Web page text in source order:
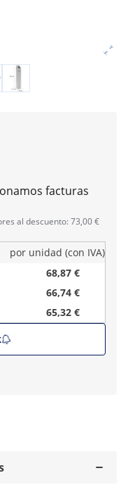
facturas
al descuento: 73,00 €
por unidad (con IVA)
68,87 €
66,74 €
65,32 €